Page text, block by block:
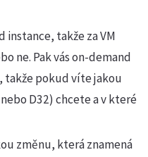
instance, takže za VM
ne. Pak vás on-demand
takže pokud víte jakou
D32) chcete a v které
změnu, která znamená